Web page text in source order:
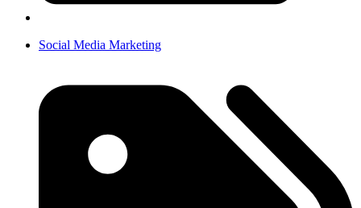
Social Media Marketing